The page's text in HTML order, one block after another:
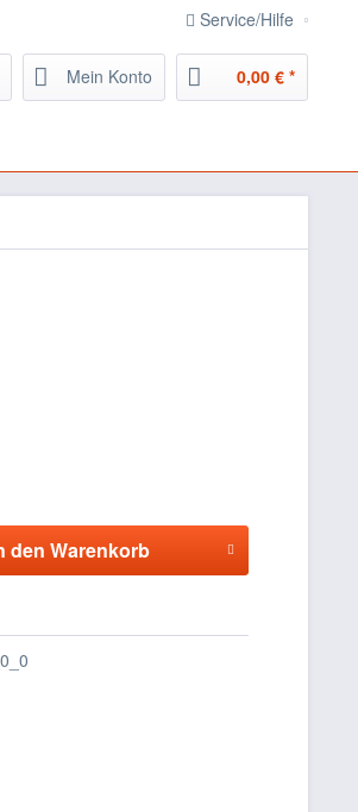
Service/Hilfe
Mein Konto 0,00 € *
den Warenkorb